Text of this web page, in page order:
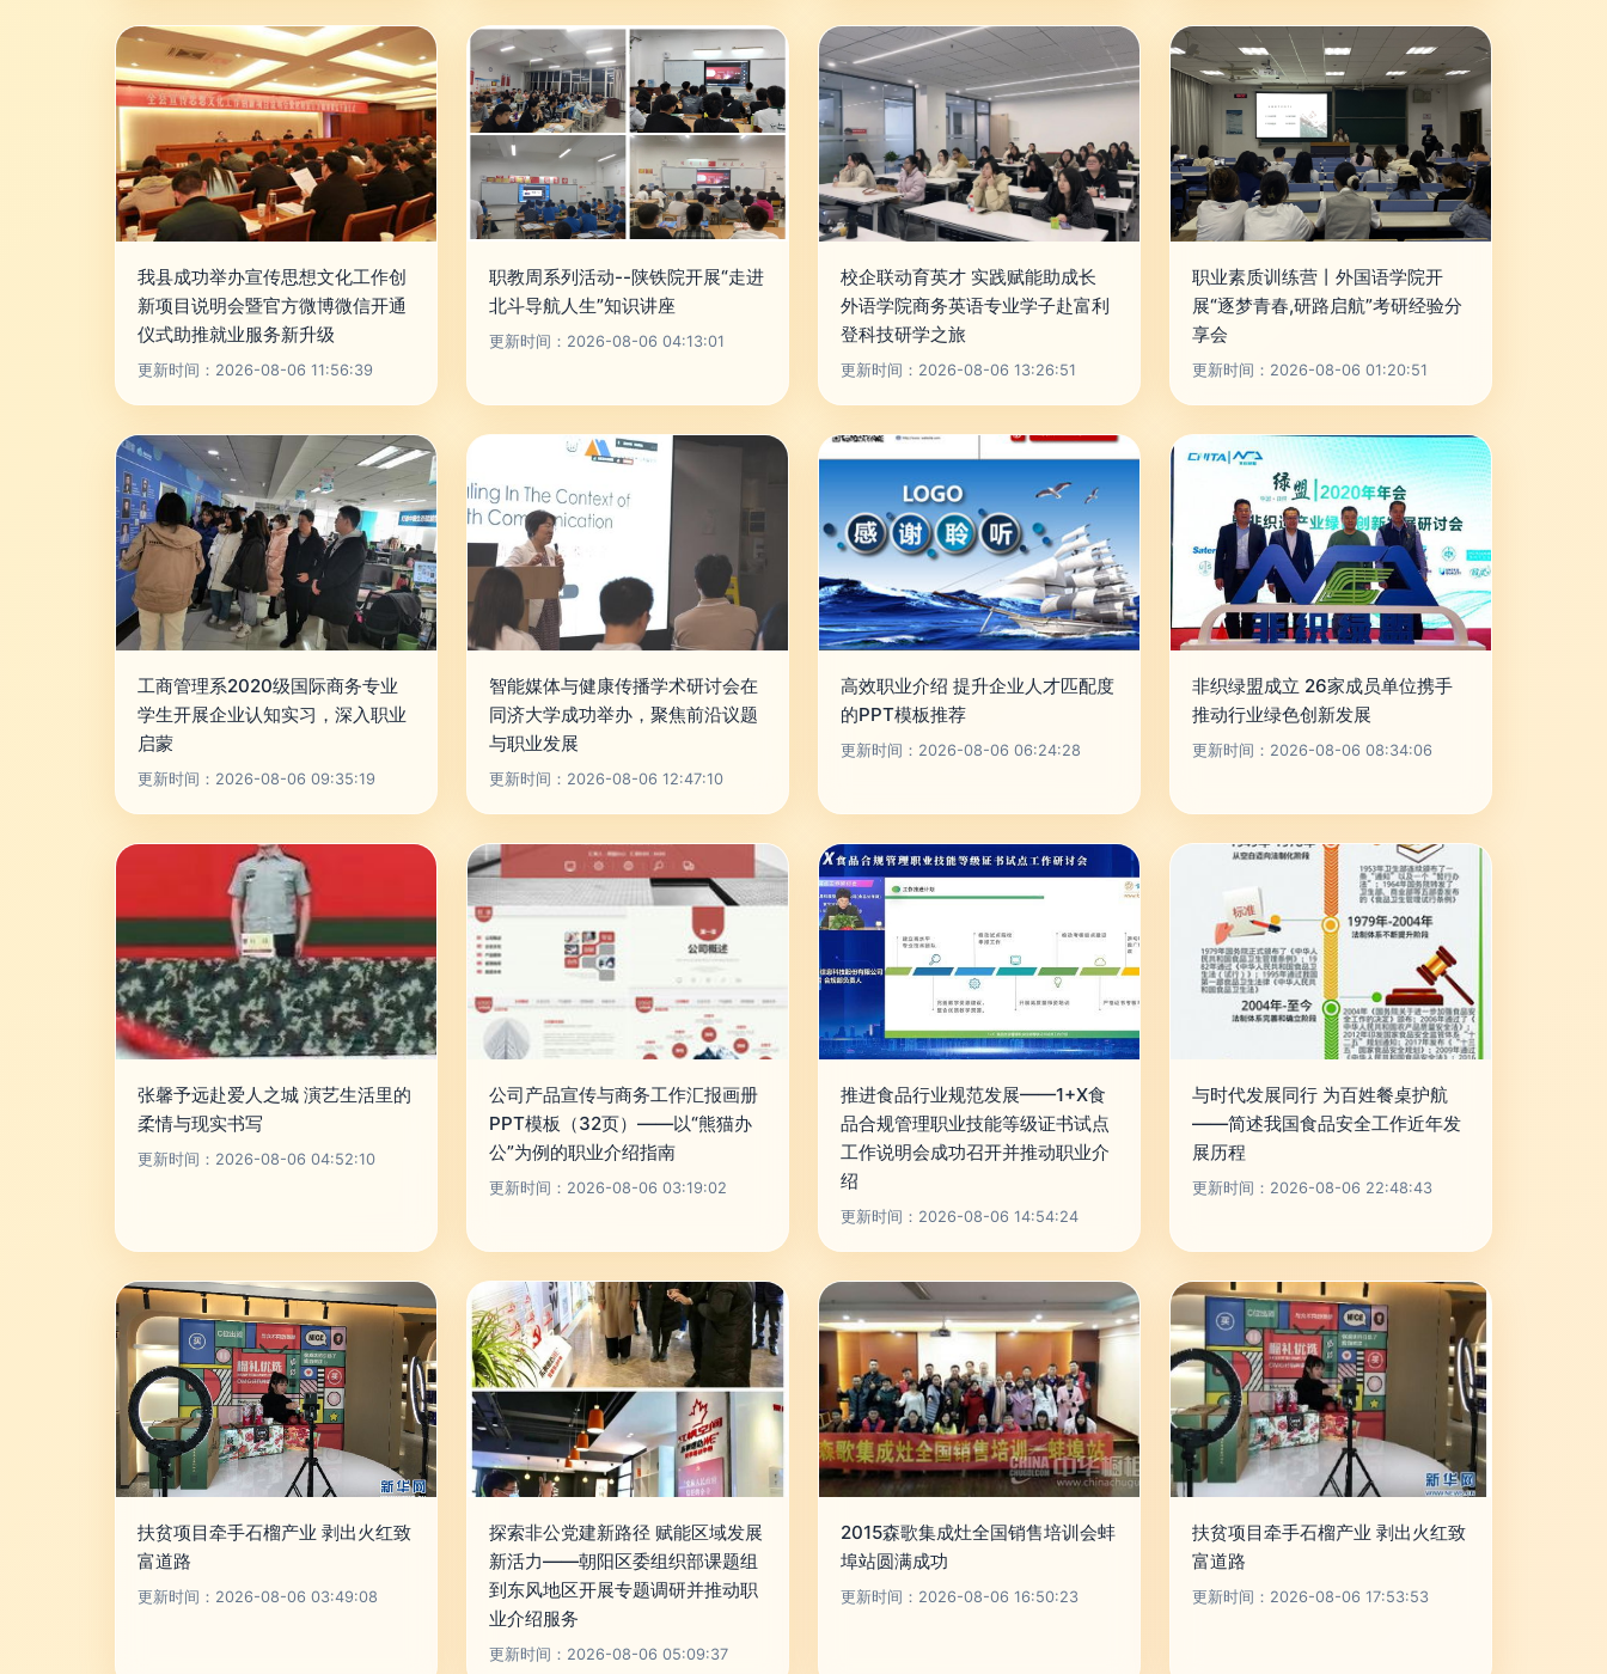
我县成功举办宣传思想文化工作创
新项目说明会暨官方微博微信开通
仪式助推就业服务新升级
更新时间：2026-08-06 11:56:39
职教周系列活动--陕铁院开展“走进
北斗导航人生”知识讲座
更新时间：2026-08-06 04:13:01
校企联动育英才 实践赋能助成长
外语学院商务英语专业学子赴富利
登科技研学之旅
更新时间：2026-08-06 13:26:51
职业素质训练营丨外国语学院开
展“逐梦青春,研路启航”考研经验分
享会
更新时间：2026-08-06 01:20:51
工商管理系2020级国际商务专业
学生开展企业认知实习，深入职业
启蒙
更新时间：2026-08-06 09:35:19
智能媒体与健康传播学术研讨会在
同济大学成功举办，聚焦前沿议题
与职业发展
更新时间：2026-08-06 12:47:10
高效职业介绍 提升企业人才匹配度
的PPT模板推荐
更新时间：2026-08-06 06:24:28
非织绿盟成立 26家成员单位携手
推动行业绿色创新发展
更新时间：2026-08-06 08:34:06
张馨予远赴爱人之城 演艺生活里的
柔情与现实书写
更新时间：2026-08-06 04:52:10
公司产品宣传与商务工作汇报画册
PPT模板（32页）——以“熊猫办
公”为例的职业介绍指南
更新时间：2026-08-06 03:19:02
推进食品行业规范发展——1+X食
品合规管理职业技能等级证书试点
工作说明会成功召开并推动职业介
绍
更新时间：2026-08-06 14:54:24
与时代发展同行 为百姓餐桌护航
——简述我国食品安全工作近年发
展历程
更新时间：2026-08-06 22:48:43
扶贫项目牵手石榴产业 剥出火红致
富道路
更新时间：2026-08-06 03:49:08
探索非公党建新路径 赋能区域发展
新活力——朝阳区委组织部课题组
到东风地区开展专题调研并推动职
业介绍服务
更新时间：2026-08-06 05:09:37
2015森歌集成灶全国销售培训会蚌
埠站圆满成功
更新时间：2026-08-06 16:50:23
扶贫项目牵手石榴产业 剥出火红致
富道路
更新时间：2026-08-06 17:53:53